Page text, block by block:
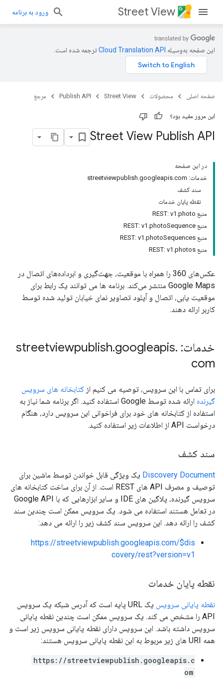
Street View ورود به برنامه
این صفحه به‌وسیله ترجمه شده است.
صفحه اصلی محصولات Street View
Publish API مرجع
این مرور مفید بود؟
Street View Publish API
در این صفحه
خدمات: streetviewpublish.googleapis.com
سند کشف
نقطه پایان خدمات
منبع REST: v1.photo
منبع REST: v1.photoSequence
منبع REST: v1.photoSequences
منبع REST: v1.photos
عکس‌های 360 را همراه با موقعیت، جهت‌گیری و ابرداده‌های اتصال در
Google Maps منتشر می‌کند. برنامه ها می توانند یک رابط برای
موقعیت یابی، اتصال و آپلود تصاویر نمای خیابان تولید شده توسط
کاربر ارائه دهند.
خدمات: streetviewpublish .googleapis.
com
برای تماس با این سرویس، توصیه می کنیم از کتابخانه های سرویس
گیرنده
ارائه شده توسط Google استفاده کنید. اگر برنامه شما نیاز به
استفاده از کتابخانه های خود برای فراخوانی این سرویس دارد، هنگام
درخواست API از اطلاعات زیر استفاده کنید.
سند کشف
Discovery Document یک ویژگی قابل خواندن توسط ماشین برای
توصیف و مصرف API های REST است. از آن برای ساخت کتابخانه های
سرویس گیرنده، پلاگین های IDE و سایر ابزارهایی که با Google API
در تعامل هستند استفاده می شود. یک سرویس ممکن است چندین سند
کشف را ارائه دهد. این سرویس سند کشف زیر را ارائه می دهد:
https://streetviewpublish.googleapis.com/$dis
covery/rest?version=v1
نقطه پایان خدمات
نقطه پایانی سرویس
یک URL پایه است که آدرس شبکه یک سرویس
API را مشخص می کند. یک سرویس ممکن است چندین نقطه پایانی
سرویس داشته باشد. این سرویس دارای نقطه پایانی سرویس زیر است و
همه URI های زیر مربوط به این نقطه پایانی سرویس هستند:
https://streetviewpublish.googleapis.c
om